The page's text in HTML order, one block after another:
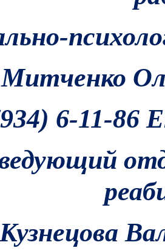
Митченко
6-11-86
Кузнецова